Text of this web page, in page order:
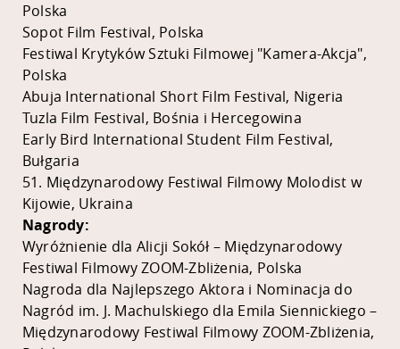
Polska
Sopot Film Festival, Polska
Festiwal Krytyków Sztuki Filmowej "Kamera-Akcja",
Polska
Abuja International Short Film Festival, Nigeria
Tuzla Film Festival, Bośnia i Hercegowina
Early Bird International Student Film Festival,
Bułgaria
51. Międzynarodowy Festiwal Filmowy Molodist w
Kijowie, Ukraina
Nagrody:
Wyróżnienie dla Alicji Sokół – Międzynarodowy
Festiwal Filmowy ZOOM-Zbliżenia, Polska
Nagroda dla Najlepszego Aktora i Nominacja do
Nagród im. J. Machulskiego dla Emila Siennickiego –
Międzynarodowy Festiwal Filmowy ZOOM-Zbliżenia,